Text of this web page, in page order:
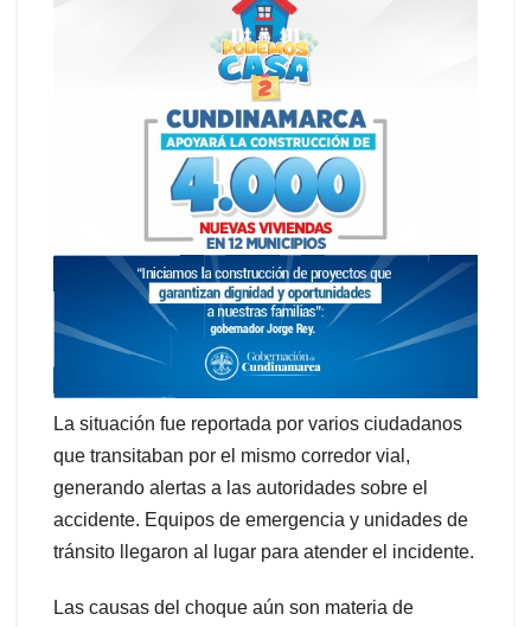
La situación fue reportada por varios ciudadanos
que transitaban por el mismo corredor vial,
generando alertas a las autoridades sobre el
accidente. Equipos de emergencia y unidades de
tránsito llegaron al lugar para atender el incidente.
Las causas del choque aún son materia de